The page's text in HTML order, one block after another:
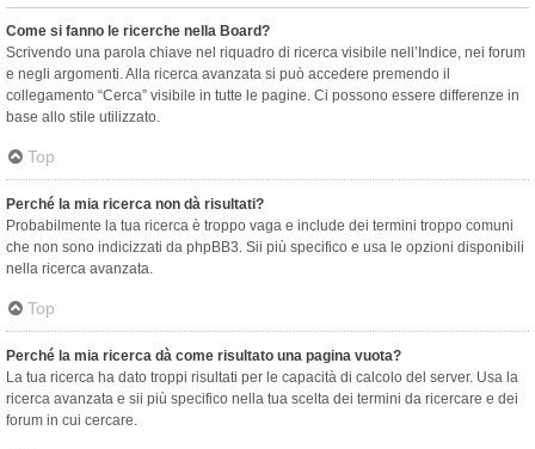
Come si fanno le ricerche nella Board?
Scrivendo una parola chiave nel riquadro di ricerca visibile nell’Indice, nei forum
e negli argomenti. Alla ricerca avanzata si può accedere premendo il
collegamento “Cerca” visibile in tutte le pagine. Ci possono essere differenze in
base allo stile utilizzato.
Top
Perché la mia ricerca non dà risultati?
Probabilmente la tua ricerca è troppo vaga e include dei termini troppo comuni
che non sono indicizzati da phpBB3. Sii più specifico e usa le opzioni disponibili
nella ricerca avanzata.
Top
Perché la mia ricerca dà come risultato una pagina vuota?
La tua ricerca ha dato troppi risultati per le capacità di calcolo del server. Usa la
ricerca avanzata e sii più specifico nella tua scelta dei termini da ricercare e dei
forum in cui cercare.